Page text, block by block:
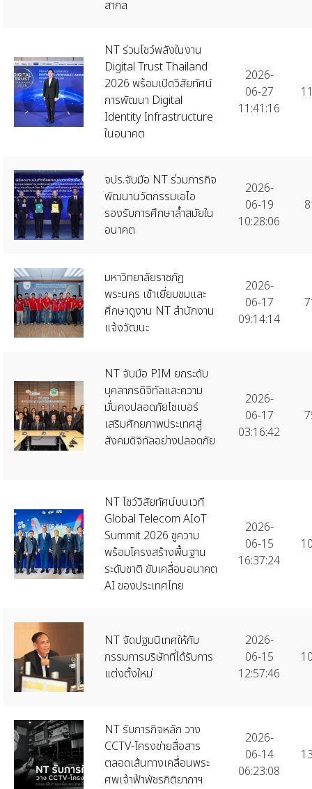
สากล
NT ร่วมโชว์พลังในงาน
Digital Trust Thailand
2026 พร้อมเปิดวิสัยทัศน์
การพัฒนา Digital
Identity Infrastructure
ในอนาคต
2026-
06-27
11:41:16
จปร.จับมือ NT ร่วมภารกิจ
พัฒนานวัตกรรมเอไอ
รองรับการศึกษาล้ำสมัยใน
อนาคต
2026-
06-19
10:28:06
มหาวิทยาลัยราชภัฏ
พระนคร เข้าเยี่ยมชมและ
ศึกษาดูงาน NT สำนักงาน
แจ้งวัฒนะ
2026-
06-17
09:14:14
NT จับมือ PIM ยกระดับ
บุคลากรดิจิทัลและความ
มั่นคงปลอดภัยไซเบอร์
เสริมศักยภาพประเทศสู่
สังคมดิจิทัลอย่างปลอดภัย
2026-
06-17
03:16:42
NT โชว์วิสัยทัศน์บนเวที
Global Telecom AIoT
Summit 2026 ชูความ
พร้อมโครงสร้างพื้นฐาน
ระดับชาติ ขับเคลื่อนอนาคต
AI ของประเทศไทย
2026-
06-15
16:37:24
NT จัดปฐมนิเทศให้กับ
กรรมการบริษัทที่ได้รับการ
แต่งตั้งใหม่
2026-
06-15
12:57:46
NT รับภารกิจหลัก วาง
CCTV-โครงข่ายสื่อสาร
ตลอดเส้นทางเคลื่อนพระ
ศพเจ้าฟ้าพัชรกิติยาภาฯ
2026-
06-14
06:23:08